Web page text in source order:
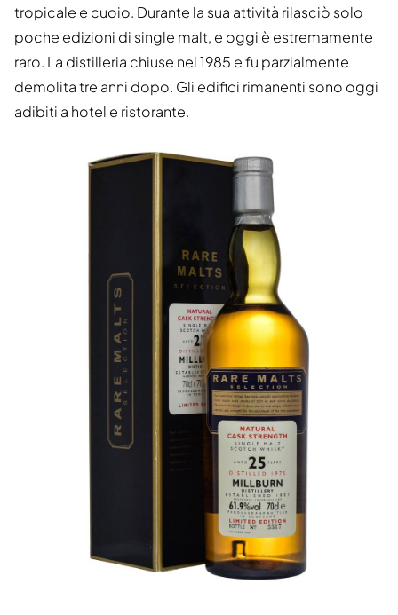
tropicale e cuoio. Durante la sua attività rilasciò solo
poche edizioni di single malt, e oggi è estremamente
raro. La distilleria chiuse nel 1985 e fu parzialmente
demolita tre anni dopo. Gli edifici rimanenti sono oggi
adibiti a hotel e ristorante.